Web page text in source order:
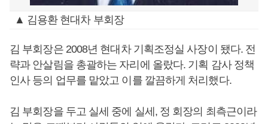
▲ 김용환 현대차 부회장
김 부회장은 2008년 현대차 기획조정실 사장이 됐다. 전
략과 안살림을 총괄하는 자리에 올랐다. 기획 감사 정책
인사 등의 업무를 맡았고 이를 깔끔하게 처리했다.
김 부회장을 두고 실세 중에 실세, 정 회장의 최측근이라